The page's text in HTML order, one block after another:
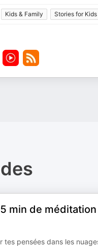
Kids & Family Stories for Kids
de
pensées dans les